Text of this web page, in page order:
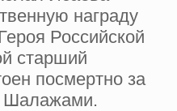
награду
Российской
старший
посмертно за
Шалажами.